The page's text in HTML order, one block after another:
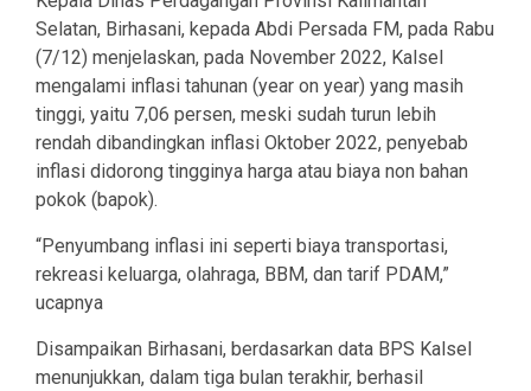
Selatan, Birhasani, kepada Abdi Persada FM, pada Rabu
(7/12) menjelaskan, pada November 2022, Kalsel
mengalami inflasi tahunan (year on year) yang masih
tinggi, yaitu 7,06 persen, meski sudah turun lebih
rendah dibandingkan inflasi Oktober 2022, penyebab
inflasi didorong tingginya harga atau biaya non bahan
pokok (bapok).
“Penyumbang inflasi ini seperti biaya transportasi,
rekreasi keluarga, olahraga, BBM, dan tarif PDAM,”
ucapnya
Disampaikan Birhasani, berdasarkan data BPS Kalsel
menunjukkan, dalam tiga bulan terakhir, berhasil